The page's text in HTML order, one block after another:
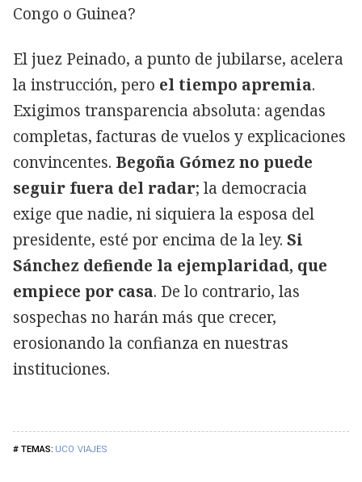
UCO VIAJES
Congo o Guinea?
El juez Peinado, a punto de jubilarse, acelera
la instrucción, pero el tiempo apremia.
Exigimos transparencia absoluta: agendas
completas, facturas de vuelos y explicaciones
convincentes. Begoña Gómez no puede
seguir fuera del radar; la democracia
exige que nadie, ni siquiera la esposa del
presidente, esté por encima de la ley. Si
Sánchez defiende la ejemplaridad, que
empiece por casa. De lo contrario, las
sospechas no harán más que crecer,
erosionando la confianza en nuestras
instituciones.